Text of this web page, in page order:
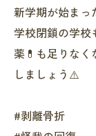
新学期が始まっ
学校閉鎖の学校
薬💊も足りなく
しましょう⚠️
#剥離骨折